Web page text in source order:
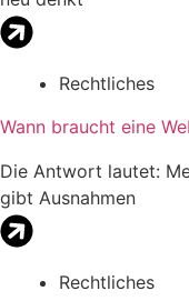
Rechtliches
Wann braucht eine
Die Antwort lautet:
gibt Ausnahmen
Rechtliches